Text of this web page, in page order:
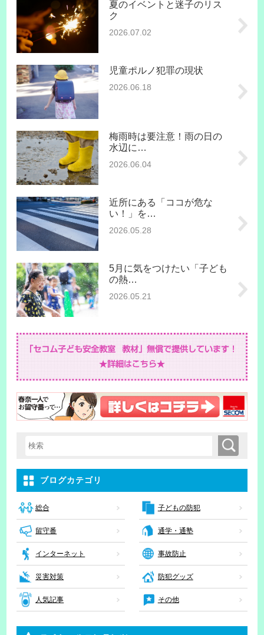
夏のイベントと迷子のリス
ク
2026.07.02
児童ポルノ犯罪の現状
2026.06.18
梅雨時は要注意！雨の日の
水辺に…
2026.06.04
近所にある「ココが危な
い！」を…
2026.05.28
5月に気をつけたい「子ども
の熱…
2026.05.21
検索キーワード入力 検索
ブログカテゴリ
総合 子どもの防犯
留守番 通学・通塾
インターネット 事故防止
災害対策 防犯グッズ
人気記事 その他